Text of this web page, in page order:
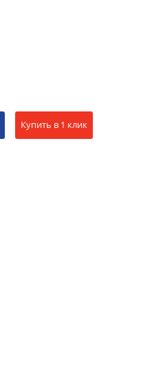
Купить в 1 клик